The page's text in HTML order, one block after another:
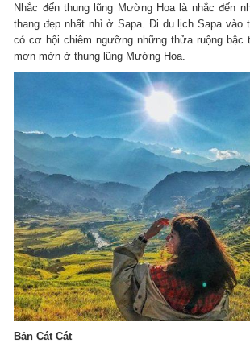
Nhắc đến thung lũng Mường Hoa là nhắc đến
thang đẹp nhất nhì ở Sapa. Đi du lịch Sapa vào
có cơ hội chiêm ngưỡng những thửa ruộng bậc
mơn mởn ở thung lũng Mường Hoa.
Bản Cát Cát